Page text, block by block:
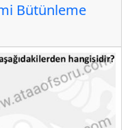
Bütünleme